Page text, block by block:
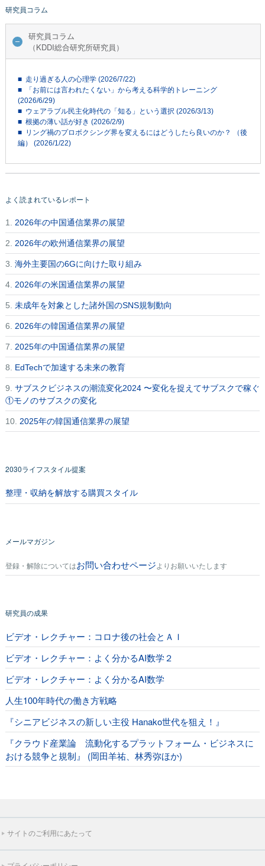
研究員コラム
研究員コラム
（KDDI総合研究所研究員）
■ 走り過ぎる人の心理学 (2026/7/22)
■ 「お前には言われたくない」から考える科学的トレーニング
(2026/6/29)
■ ウェアラブル民主化時代の「知る」という選択 (2026/3/13)
■ 根拠の薄い話が好き (2026/2/9)
■ リング禍のプロボクシング界を変えるにはどうしたら良いのか？ （後
編） (2026/1/22)
よく読まれているレポート
1. 2026年の中国通信業界の展望
2. 2026年の欧州通信業界の展望
3. 海外主要国の6Gに向けた取り組み
4. 2026年の米国通信業界の展望
5. 未成年を対象とした諸外国のSNS規制動向
6. 2026年の韓国通信業界の展望
7. 2025年の中国通信業界の展望
8. EdTechで加速する未来の教育
9. サブスクビジネスの潮流変化2024 〜変化を捉えてサブスクで稼ぐ
①モノのサブスクの変化
10. 2025年の韓国通信業界の展望
2030ライフスタイル提案
整理・収納を解放する購買スタイル
メールマガジン
登録・解除についてはお問い合わせページよりお願いいたします
研究員の成果
ビデオ・レクチャー：コロナ後の社会とＡＩ
ビデオ・レクチャー：よく分かるAI数学２
ビデオ・レクチャー：よく分かるAI数学
人生100年時代の働き方戦略
『シニアビジネスの新しい主役 Hanako世代を狙え！』
『クラウド産業論 流動化するプラットフォーム・ビジネスに
おける競争と規制』 (岡田羊祐、林秀弥ほか)
サイトのご利用にあたって